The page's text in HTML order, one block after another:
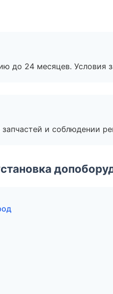
до 24 месяцев. Условия
и соблюдении